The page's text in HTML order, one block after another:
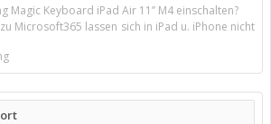
Keyboard iPad Air 11’’ M4 einschalten?
Microsoft365 lassen sich in iPad u. iPhone nicht